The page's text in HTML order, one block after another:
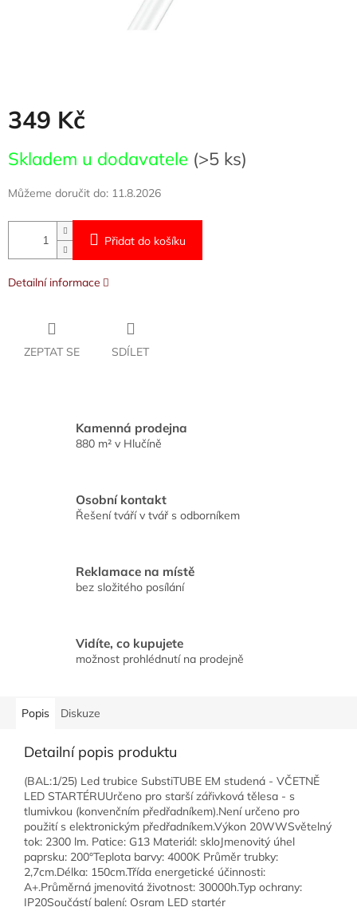
349 Kč
cena:
Skladem u dodavatele (>5 ks)
Můžeme doručit do: 11.8.2026
Přidat do košíku
Detailní informace
ZEPTAT SE SDÍLET
Kamenná prodejna
880 m² v Hlučíně
Osobní kontakt
Řešení tváří v tvář s odborníkem
Reklamace na místě
bez složitého posílání
Vidíte, co kupujete
možnost prohlédnutí na prodejně
Popis Diskuze
Detailní popis produktu
(BAL:1/25) Led trubice SubstiTUBE EM studená - VČETNĚ
LED STARTÉRUUrčeno pro starší zářivková tělesa - s
tlumivkou (konvenčním předřadníkem).Není určeno pro
použití s elektronickým předřadníkem.Výkon 20WWSvětelný
tok: 2300 lm. Patice: G13 Materiál: skloJmenovitý úhel
paprsku: 200°Teplota barvy: 4000K Průměr trubky:
2,7cm.Délka: 150cm.Třída energetické účinnosti:
A+.Průměrná jmenovitá životnost: 30000h.Typ ochrany:
IP20Součástí balení: Osram LED startér